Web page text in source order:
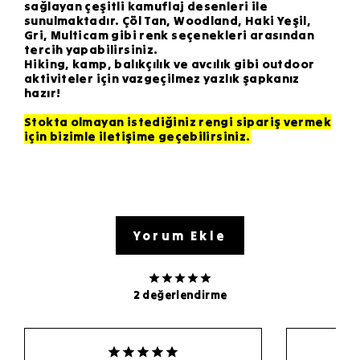
sağlayan çeşitli kamuflaj desenleri ile
sunulmaktadır. Çöl Tan, Woodland, Haki Yeşil,
Gri, Multicam gibi renk seçenekleri arasından
tercih yapabilirsiniz.
Hiking, kamp, balıkçılık ve avcılık gibi outdoor
aktiviteler için vazgeçilmez yazlık şapkanız
hazır!
Stokta olmayan istediğiniz rengi sipariş vermek
için bizimle iletişime geçebilirsiniz.
Yorum Ekle
2 değerlendirme